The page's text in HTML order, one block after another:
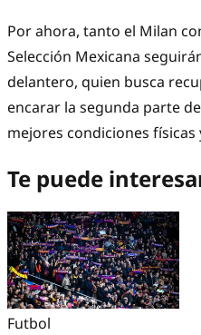
Por ahora, tanto el Milan
Selección Mexicana
delantero, quien busca
encarar la segunda parte
mejores condiciones
Te puede
Futbol